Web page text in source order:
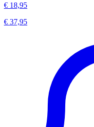
€ 18,95
€ 37,95